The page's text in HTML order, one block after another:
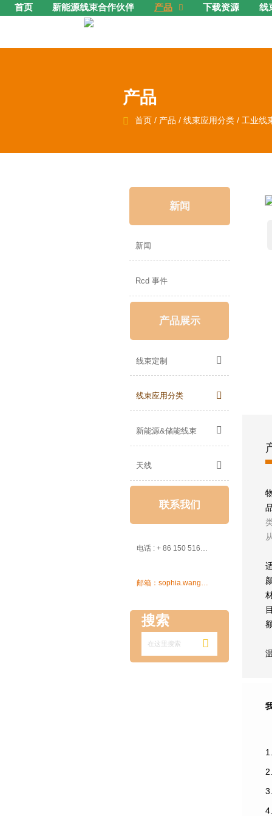
首页 新能源线束合作伙伴 产品  下载资源 线
产品
 首页/ 产品 / 线束应用分类/ 工业线
新闻
新闻
Rcd 事件
产品展示
线束定制 
线束应用分类 
新能源&储能线束 
天线 
联系我们
电话 : + 86 150 5162 5639

搜索
